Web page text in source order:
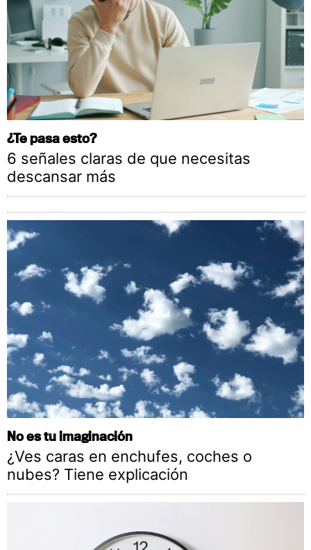
¿Te pasa esto?
6 señales claras de que necesitas
descansar más
No es tu imaginación
¿Ves caras en enchufes, coches o
nubes? Tiene explicación